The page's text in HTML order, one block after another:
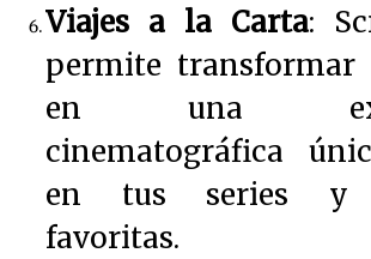
Viajes a la Carta:
permite transformar
en una
cinematográfica
en tus series y
favoritas.